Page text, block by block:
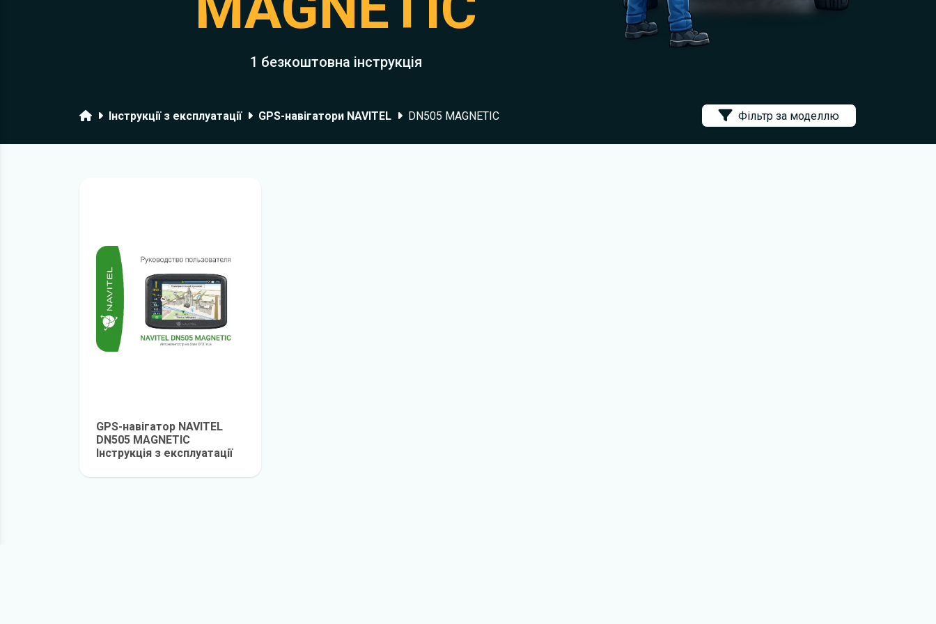
1 безкоштовна інструкція
ГоловнаІнструкції з експлуатації GPS-навігатори NAVITEL DN505 MAGNETIC Фільтр за моделлю
GPS-навігатор NAVITEL
DN505 MAGNETIC
Інструкція з експлуатації